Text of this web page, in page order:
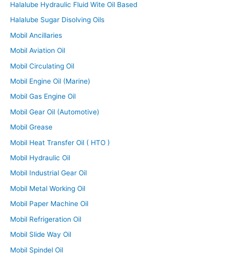
Halalube Hydraulic Fluid Wite Oil Based
Halalube Sugar Disolving Oils
Mobil Ancillaries
Mobil Aviation Oil
Mobil Circulating Oil
Mobil Engine Oil (Marine)
Mobil Gas Engine Oil
Mobil Gear Oil (Automotive)
Mobil Grease
Mobil Heat Transfer Oil ( HTO )
Mobil Hydraulic Oil
Mobil Industrial Gear Oil
Mobil Metal Working Oil
Mobil Paper Machine Oil
Mobil Refrigeration Oil
Mobil Slide Way Oil
Mobil Spindel Oil